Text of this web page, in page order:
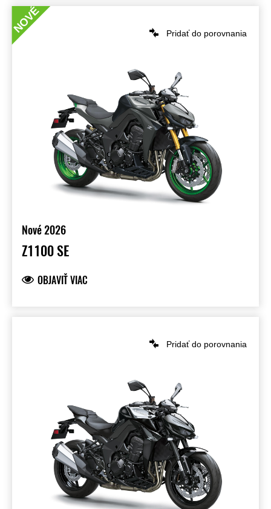
Pridať do porovnania
Nové 2026
Z1100 SE
OBJAVIŤ VIAC
NOVÉ
Pridať do porovnania